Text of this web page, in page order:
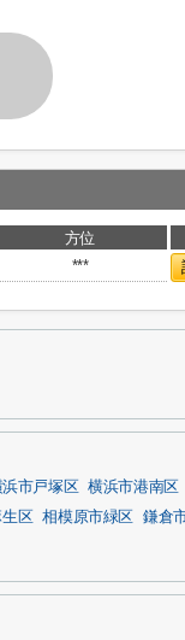
方位
***
浜市戸塚区
横浜市港南区
区 相模原市緑区 鎌倉